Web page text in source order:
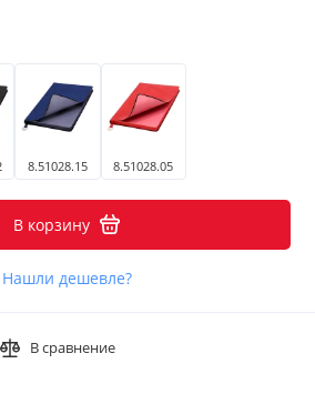
8.51028.15 8.51028.05
В корзину
Нашли дешевле?
В сравнение